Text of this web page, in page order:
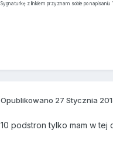
Sygnaturkę z linkiem przyznam sobie po napisaniu
Opublikowano 27 Stycznia
10 podstron tylko mam w tej